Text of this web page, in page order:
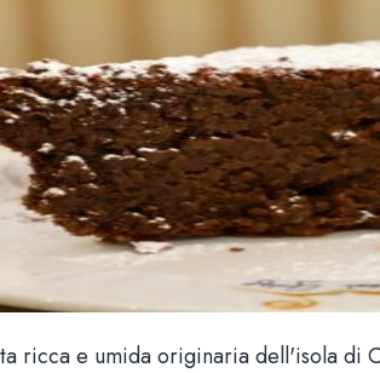
ricca e umida originaria dell'isola di